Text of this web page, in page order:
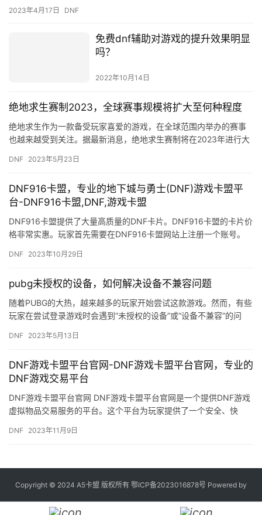
2023年4月17日 DNF
免费dnf辅助对游戏的提升效果明显
吗？
2022年10月14日
绝地求生赛制2023，全球赛事规模将扩大至何种程度
绝地求生作为一款备受玩家喜爱的游戏，在全球范围内举办的赛事
也越来越受到关注。据最新消息，绝地求生赛制将在2023年进行大
制…
DNF 2023年5月23日
DNF916卡盟，专业的地下城与勇士(DNF)游戏卡盟平
台-DNF916卡盟,DNF,游戏卡盟
DNF916卡盟提供了大量高质量的DNF卡片。DNF916卡盟的卡片价
格非常实惠。玩家首先需要在DNF916卡盟网站上注册一个账号。
DNF 2023年10月29日
pubg未授权的设备，如何解决设备不兼容问题
随着PUBG的大热，越来越多的玩家开始尝试这款游戏。然而，有些
玩家在尝试登录游戏时会遇到“未授权的设备”或“设备不兼容”的问
DNF 2023年5月13日
DNF游戏卡盟平台官网-DNF游戏卡盟平台官网，专业的
DNF游戏交易平台
DNF游戏卡盟平台官网 DNF游戏卡盟平台官网是一个提供DNF游戏
虚拟物品交易服务的平台。这个平台为玩家提供了一个安全、快
DNF 2023年11月9日
Copyright © 2024 A5卡盟 版权所有 鄂ICP备2023016878号 Powered by